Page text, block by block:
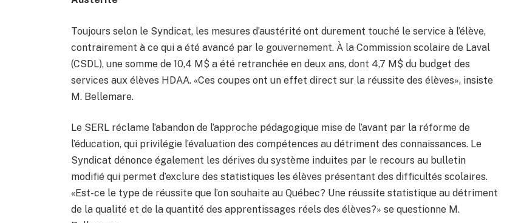
Toujours selon le Syndicat, les mesures d’austérité ont durement touché le service à l’élève,
contrairement à ce qui a été avancé par le gouvernement. À la Commission scolaire de Laval
(CSDL), une somme de 10,4 M$ a été retranchée en deux ans, dont 4,7 M$ du budget des
services aux élèves HDAA. «Ces coupes ont un effet direct sur la réussite des élèves», insiste
M. Bellemare.
Le SERL réclame l’abandon de l’approche pédagogique mise de l’avant par la réforme de
l’éducation, qui privilégie l’évaluation des compétences au détriment des connaissances. Le
Syndicat dénonce également les dérives du système induites par le recours au bulletin
modifié qui permet d’exclure des statistiques les élèves présentant des difficultés scolaires.
«Est-ce le type de réussite que l’on souhaite au Québec? Une réussite statistique au détriment
de la qualité et de la quantité des apprentissages réels des élèves?» se questionne M.